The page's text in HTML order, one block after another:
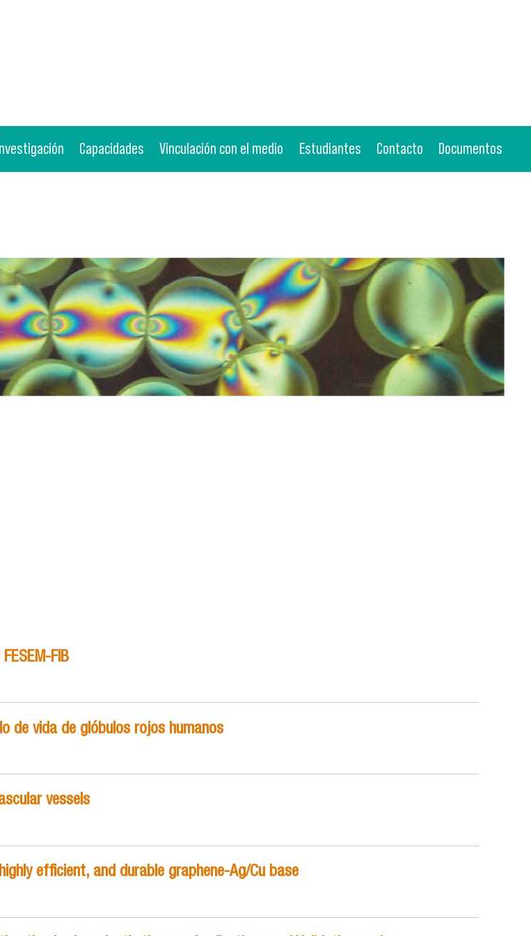
Capacidades Vinculación con el medio Estudiantes Contacto Documentos
FIB
de vida de glóbulos rojos humanos
vessels
efficient, and durable graphene-Ag/Cu base